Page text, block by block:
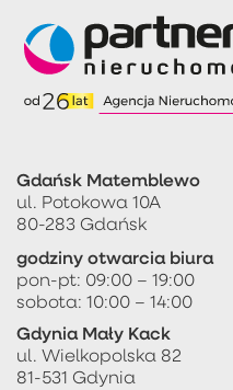
Gdańsk Matemblewo
ul. Potokowa 10A
80-283 Gdańsk
godziny otwarcia biura
pon-pt: 09:00 – 19:00
sobota: 10:00 – 14:00
Gdynia Mały Kack
ul. Wielkopolska 82
81-531 Gdynia